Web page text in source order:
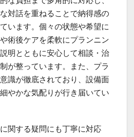
対話を重ねることで納得感の
います。個々の状態や希望に
術後ケアを柔軟にプランニン
明とともに安心して相談・治
が整っています。また、プラ
識が徹底されており、設備面
やかな気配りが行き届いてい
関する疑問にも丁寧に対応